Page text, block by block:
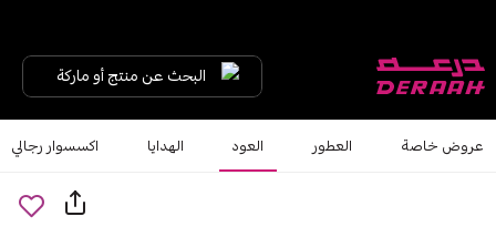
البحث عن منتج أو ماركة
عروض خاصة العطور العود الهدايا اكسسوار رجالي